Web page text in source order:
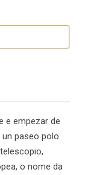
e empezar de
paseo polo
o nome da